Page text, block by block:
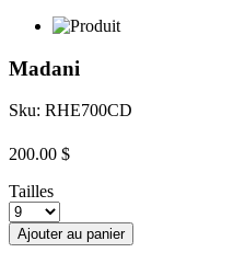
Madani
Sku: RHE700CD
200.00 $
Tailles
Ajouter au panier